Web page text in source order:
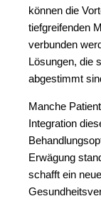
können die
tiefgreifenden
verbunden
Lösungen, die
abgestimmt
Manche
Integration
Erwägung
schafft ein